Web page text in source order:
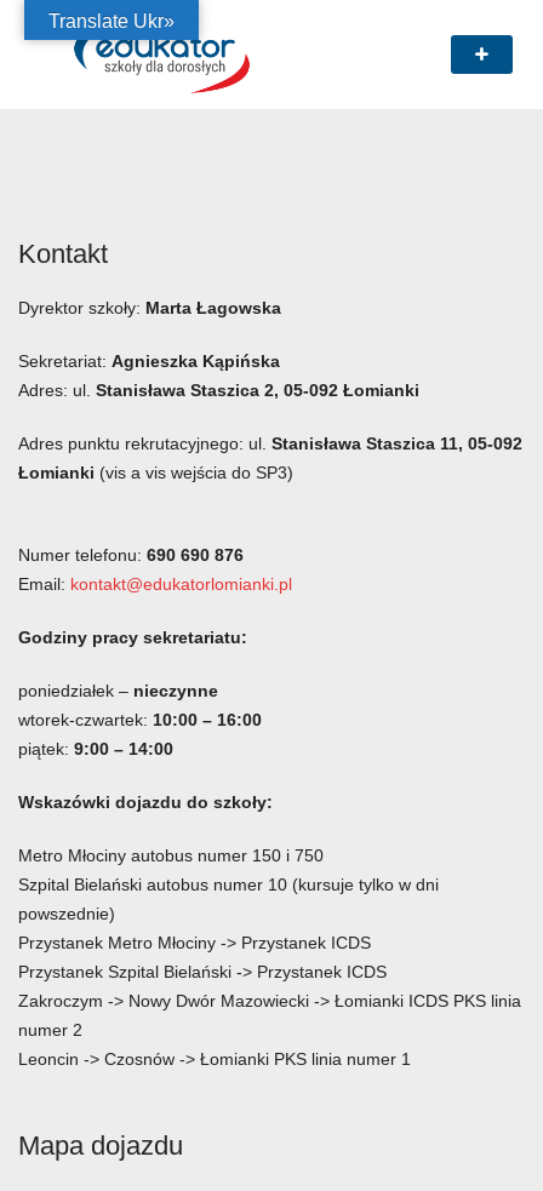
Kontakt
Dyrektor szkoły: Marta Łagowska
Sekretariat: Agnieszka Kąpińska
Adres: ul. Stanisława Staszica 2, 05-092 Łomianki
Adres punktu rekrutacyjnego: ul. Stanisława Staszica 11, 05-092
Łomianki (vis a vis wejścia do SP3)
Numer telefonu: 690 690 876
Email: kontakt@edukatorlomianki.pl
Godziny pracy sekretariatu:
poniedziałek – nieczynne
wtorek-czwartek: 10:00 – 16:00
piątek: 9:00 – 14:00
Wskazówki dojazdu do szkoły:
Metro Młociny autobus numer 150 i 750
Szpital Bielański autobus numer 10 (kursuje tylko w dni
powszednie)
Przystanek Metro Młociny -> Przystanek ICDS
Przystanek Szpital Bielański -> Przystanek ICDS
Zakroczym -> Nowy Dwór Mazowiecki -> Łomianki ICDS PKS linia
numer 2
Leoncin -> Czosnów -> Łomianki PKS linia numer 1
Mapa dojazdu
Translate Ukr»